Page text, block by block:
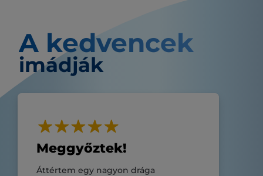
A kedvencek
imádják
Meggyőztek!
Áttértem egy nagyon drága